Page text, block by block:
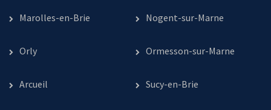
Marolles-en-Brie Nogent-sur-Marne
Orly Ormesson-sur-Marne
Arcueil Sucy-en-Brie